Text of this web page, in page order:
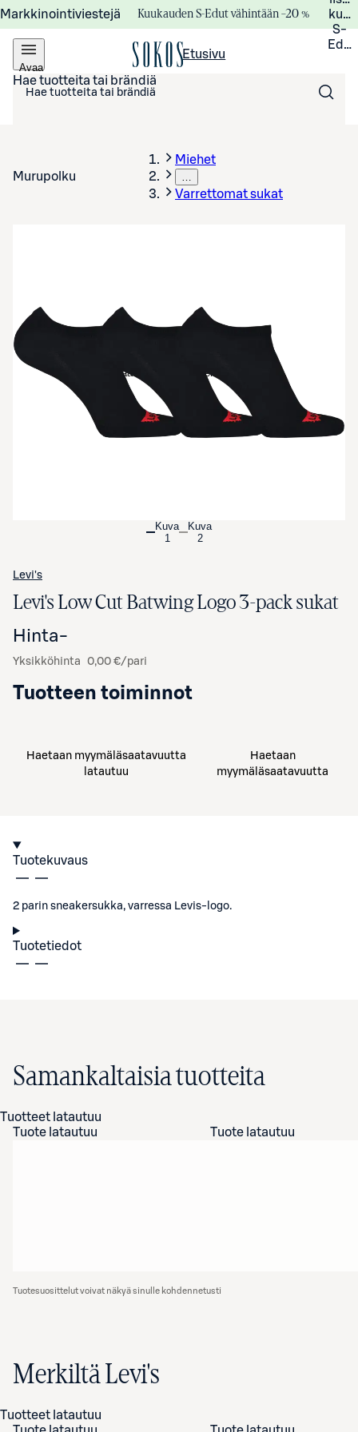
Markkinointiviestejä Kuukauden S-Edut vähintään –20 %
S-
Avaa
valikko
Etusivu
Hae tuotteita tai brändiä
Murupolku
Miehet
…
Varrettomat sukat
Avaa tuotekuva suurennettuna
Kuva
1
Kuva
2
Levi's
Levi's Low Cut Batwing Logo 3-pack sukat
Hinta-
Yksikköhinta 0,00 €/pari
Tuotteen toiminnot
Haetaan myymäläsaatavuutta
latautuu
Haetaan
myymäläsaatavuutta
Tuotekuvaus
2 parin sneakersukka, varressa Levis-logo.
Tuotetiedot
Samankaltaisia tuotteita
Tuotteet latautuu
Tuote latautuu
Tuote latautuu
Tuotesuosittelut voivat näkyä sinulle kohdennetusti
Merkiltä Levi's
Tuotteet latautuu